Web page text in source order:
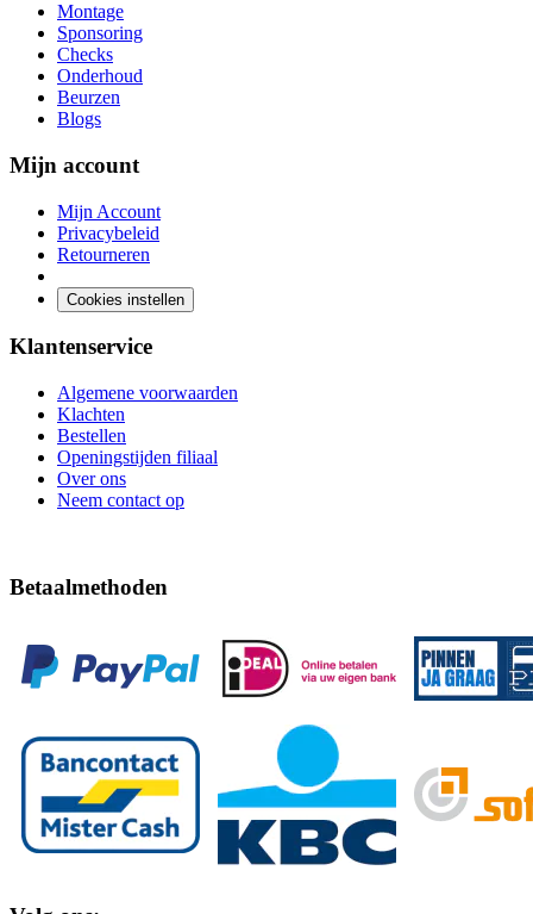
Montage
Sponsoring
Checks
Onderhoud
Beurzen
Blogs
Mijn account
Mijn Account
Privacybeleid
Retourneren
Cookies instellen
Klantenservice
Algemene voorwaarden
Klachten
Bestellen
Openingstijden filiaal
Over ons
Neem contact op
Betaalmethoden